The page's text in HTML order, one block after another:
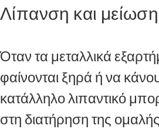
Λίπανση και μείωση
Όταν τα μεταλλικά
φαίνονται ξηρά ή να
κατάλληλο λιπαντικό
στη διατήρηση της